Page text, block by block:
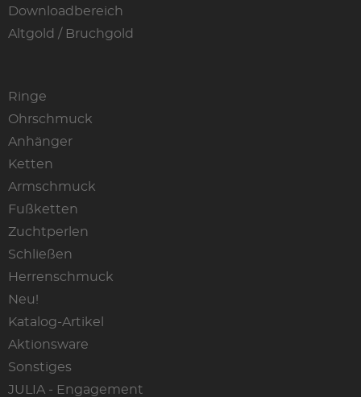
Downloadbereich
Altgold / Bruchgold
Ringe
Ohrschmuck
Anhänger
Ketten
Armschmuck
Fußketten
Zuchtperlen
Schließen
Herrenschmuck
Neu!
Katalog-Artikel
Aktionsware
Sonstiges
JULIA - Engagement